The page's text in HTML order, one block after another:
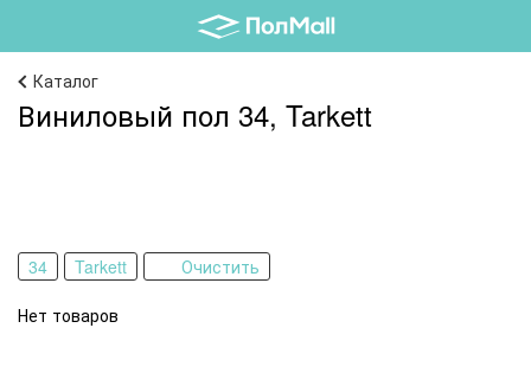
Каталог
Виниловый пол 34, Tarkett
34 Tarkett Очистить
Нет товаров